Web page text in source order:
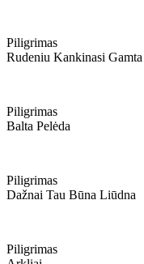
Piligrimas
Rudeniu Kankinasi Gamta
Piligrimas
Balta Pelėda
Piligrimas
Dažnai Tau Būna Liūdna
Piligrimas